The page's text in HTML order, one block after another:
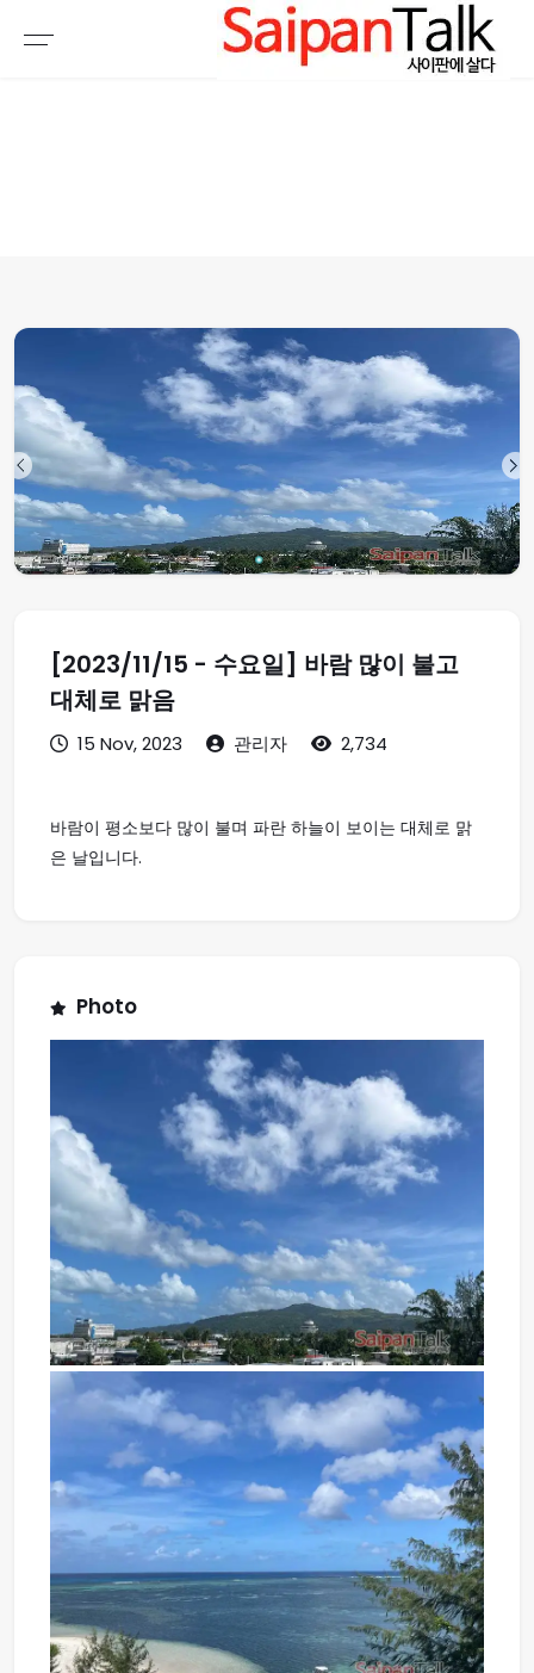
[2023/11/15 - 수요일] 바람 많이 불고
대체로 맑음
15 Nov, 2023 관리자 2,734
바람이 평소보다 많이 불며 파란 하늘이 보이는 대체로 맑
은 날입니다.
Photo
여행정보
생활정보